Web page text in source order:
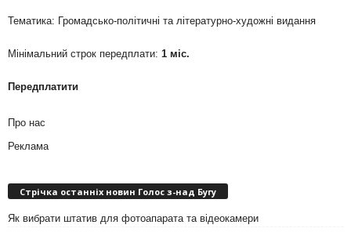
Тематика: Громадсько-політичні та літературно-художні видання
Мінімальний строк передплати: 1 міс.
Передплатити
Про нас
Реклама
Стрічка останніх новин Голос з-над Бугу
Як вибрати штатив для фотоапарата та відеокамери